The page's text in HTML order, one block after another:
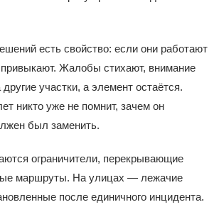
есть свойство: если они работают
привыкают. Жалобы стихают, внимание
участки, а элемент остаётся.
никто уже не помнит, зачем он
был заменить.
ограничители, перекрывающие
маршруты. На улицах — лежачие
после единичного инцидента.